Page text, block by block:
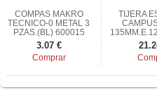
COMPAS MAKRO
TECNICO-0 METAL 3
PZAS.(BL) 600015
3.07 €
Comprar
TIJERA